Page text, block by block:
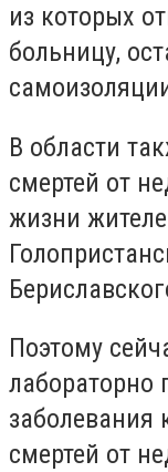
из которых
больницу,
В области
смертей от
жизни
Поэтому
лабораторно
заболевания
смертей от